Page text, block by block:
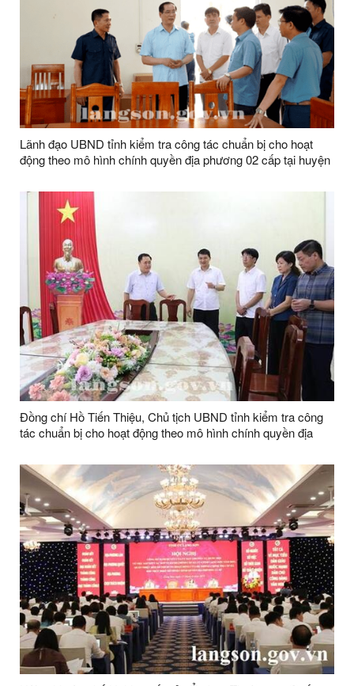
Lãnh đạo UBND tỉnh kiểm tra công tác chuẩn bị cho hoạt
động theo mô hình chính quyền địa phương 02 cấp tại huyện
Đồng chí Hồ Tiến Thiệu, Chủ tịch UBND tỉnh kiểm tra công
tác chuẩn bị cho hoạt động theo mô hình chính quyền địa